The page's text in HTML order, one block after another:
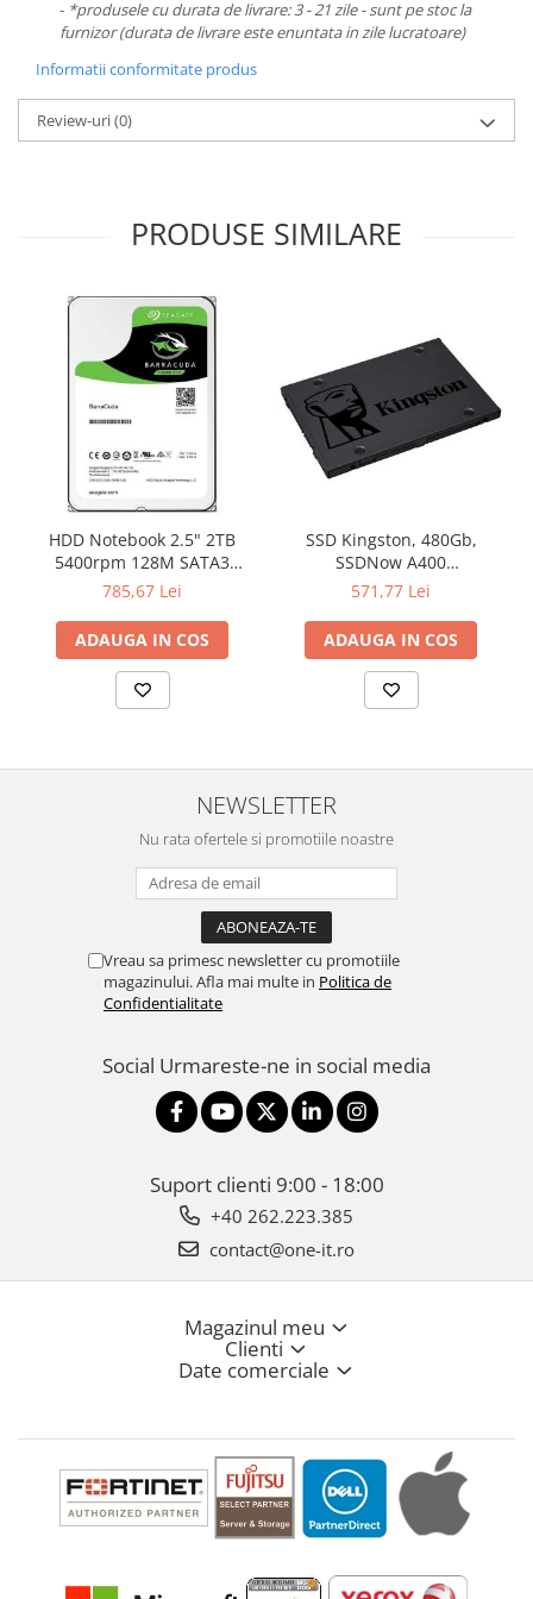
- *produsele cu durata de livrare: 3 - 21 zile - sunt pe stoc la
furnizor (durata de livrare este enuntata in zile lucratoare)
Informatii conformitate produs
Review-uri(0)
PRODUSE SIMILARE
HDD Notebook 2.5" 2TB
5400rpm 128M SATA3
SEAGATE
785,67 Lei
ADAUGA IN COS
SSD Kingston, 480Gb,
SSDNow A400
"SA400S37/480G"
571,77 Lei
ADAUGA IN COS
NEWSLETTER
Nu rata ofertele si promotiile noastre
Vreau sa primesc newsletter cu promotiile
magazinului. Afla mai multe in Politica de
Confidentialitate
Social Urmareste-ne in social media
Suport clienti 9:00 - 18:00
+40 262.223.385
contact@one-it.ro
Magazinul meu
Clienti
Date comerciale